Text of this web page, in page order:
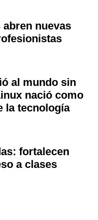
nuevas
al mundo sin
nació como
la tecnología
fortalecen
a clases